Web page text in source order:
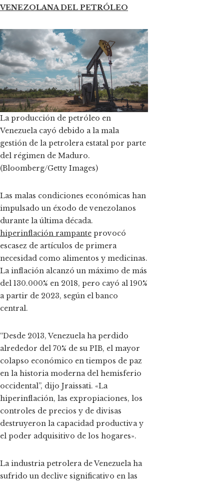
VENEZOLANA DEL PETRÓLEO
La producción de petróleo en
Venezuela cayó debido a la mala
gestión de la petrolera estatal por parte
del régimen de Maduro.
(Bloomberg/Getty Images)
Las malas condiciones económicas han
impulsado un éxodo de venezolanos
durante la última década.
hiperinflación rampante provocó
escasez de artículos de primera
necesidad como alimentos y medicinas.
La inflación alcanzó un máximo de más
del 130.000% en 2018, pero cayó al 190%
a partir de 2023, según el banco
central.
“Desde 2013, Venezuela ha perdido
alrededor del 70% de su PIB, el mayor
colapso económico en tiempos de paz
en la historia moderna del hemisferio
occidental”, dijo Jraissati. «La
hiperinflación, las expropiaciones, los
controles de precios y de divisas
destruyeron la capacidad productiva y
el poder adquisitivo de los hogares».
La industria petrolera de Venezuela ha
sufrido un declive significativo en las